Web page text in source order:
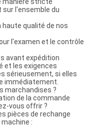
manière stricte
l'ensemble du
qualité de nos
l'examen et le contrôle
avant expédition
et les exigences
sérieusement, si elles
immédiatement.
marchandises ?
de la commande
vous offrir ?
pièces de rechange
: